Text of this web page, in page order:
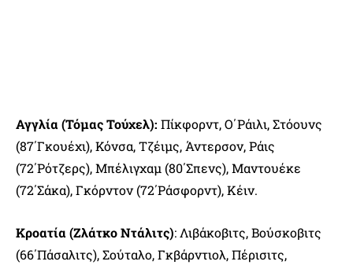
Αγγλία (Τόμας Τούχελ): Πίκφορντ, Ο΄Ράιλι, Στόουνς
(87΄Γκουέχι), Κόνσα, Τζέιμς, Άντερσον, Ράις
(72΄Ρότζερς), Μπέλιγχαμ (80΄Σπενς), Μαντουέκε
(72΄Σάκα), Γκόρντον (72΄Ράσφορντ), Κέιν.
Κροατία (Ζλάτκο Ντάλιτς): Λιβάκοβιτς, Βούσκοβιτς
(66΄Πάσαλιτς), Σούταλο, Γκβάρντιολ, Πέρισιτς,